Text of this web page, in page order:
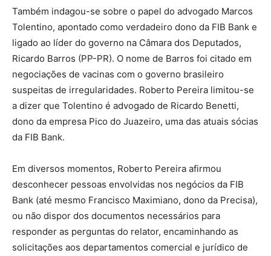
Também indagou-se sobre o papel do advogado Marcos
Tolentino, apontado como verdadeiro dono da FIB Bank e
ligado ao líder do governo na Câmara dos Deputados,
Ricardo Barros (PP-PR). O nome de Barros foi citado em
negociações de vacinas com o governo brasileiro
suspeitas de irregularidades. Roberto Pereira limitou-se
a dizer que Tolentino é advogado de Ricardo Benetti,
dono da empresa Pico do Juazeiro, uma das atuais sócias
da FIB Bank.
Em diversos momentos, Roberto Pereira afirmou
desconhecer pessoas envolvidas nos negócios da FIB
Bank (até mesmo Francisco Maximiano, dono da Precisa),
ou não dispor dos documentos necessários para
responder as perguntas do relator, encaminhando as
solicitações aos departamentos comercial e jurídico de